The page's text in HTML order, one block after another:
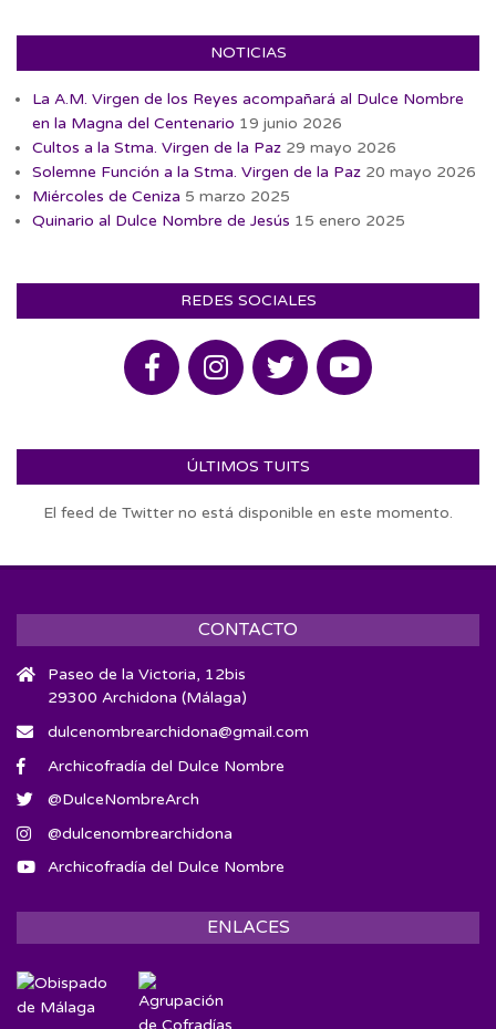
NOTICIAS
La A.M. Virgen de los Reyes acompañará al Dulce Nombre
en la Magna del Centenario 19 junio 2026
Cultos a la Stma. Virgen de la Paz 29 mayo 2026
Solemne Función a la Stma. Virgen de la Paz 20 mayo 2026
Miércoles de Ceniza 5 marzo 2025
Quinario al Dulce Nombre de Jesús 15 enero 2025
REDES SOCIALES
ÚLTIMOS TUITS
El feed de Twitter no está disponible en este momento.
CONTACTO
Paseo de la Victoria, 12bis
29300 Archidona (Málaga)
dulcenombrearchidona@gmail.com
Archicofradía del Dulce Nombre
@DulceNombreArch
@dulcenombrearchidona
Archicofradía del Dulce Nombre
ENLACES